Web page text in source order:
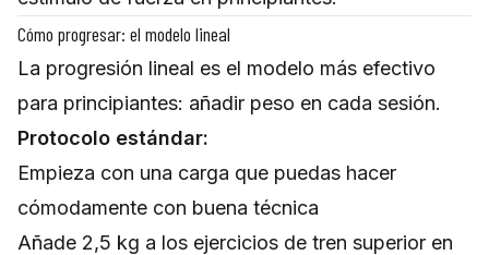
Cómo progresar: el modelo lineal
La progresión lineal es el modelo más efectivo
para principiantes: añadir peso en cada sesión.
Protocolo estándar:
Empieza con una carga que puedas hacer
cómodamente con buena técnica
Añade 2,5 kg a los ejercicios de tren superior en